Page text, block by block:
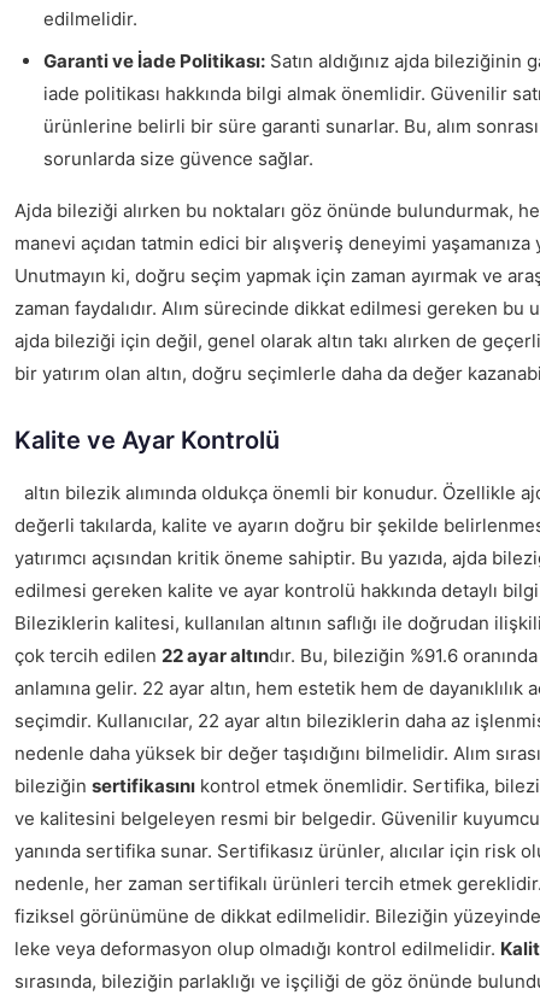
edilmelidir.
Garanti ve İade Politikası: Satın aldığınız ajda bileziğinin
iade politikası hakkında bilgi almak önemlidir. Güvenilir
ürünlerine belirli bir süre garanti sunarlar. Bu, alım
sorunlarda size güvence sağlar.
Ajda bileziği alırken bu noktaları göz önünde bulundurmak,
manevi açıdan tatmin edici bir alışveriş deneyimi yaşamanıza
Unutmayın ki, doğru seçim yapmak için zaman ayırmak ve
zaman faydalıdır. Alım sürecinde dikkat edilmesi gereken bu
ajda bileziği için değil, genel olarak altın takı alırken de
bir yatırım olan altın, doğru seçimlerle daha da değer
Kalite ve Ayar Kontrolü
altın bilezik alımında oldukça önemli bir konudur. Özellikle
değerli takılarda, kalite ve ayarın doğru bir şekilde
yatırımcı açısından kritik öneme sahiptir. Bu yazıda, ajda
edilmesi gereken kalite ve ayar kontrolü hakkında detaylı
Bileziklerin kalitesi, kullanılan altının saflığı ile doğrudan
çok tercih edilen 22 ayar altındır. Bu, bileziğin %91.6
anlamına gelir. 22 ayar altın, hem estetik hem de dayanıklılık
seçimdir. Kullanıcılar, 22 ayar altın bileziklerin daha az
nedenle daha yüksek bir değer taşıdığını bilmelidir. Alım
bileziğin sertifikasını kontrol etmek önemlidir. Sertifika,
ve kalitesini belgeleyen resmi bir belgedir. Güvenilir
yanında sertifika sunar. Sertifikasız ürünler, alıcılar için risk
nedenle, her zaman sertifikalı ürünleri tercih etmek
fiziksel görünümüne de dikkat edilmelidir. Bileziğin
leke veya deformasyon olup olmadığı kontrol edilmelidir.
sırasında, bileziğin parlaklığı ve işçiliği de göz önünde